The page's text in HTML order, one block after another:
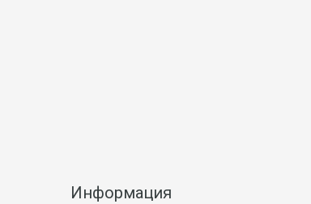
Информация